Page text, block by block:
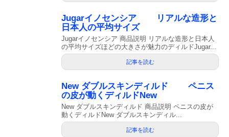
Jugarイノセンシア リアルな造形と
日本人の平均サイズ
Jugarイノセンシア 商品説明 リアルな造形と日本人
の平均サイズほどの大きさが魅力のディルドJugar...
記事を読む
New ダブルスキンディルド ペニス
の皮が動くディルドNew
New ダブルスキンディルド 商品説明 ペニスの皮が
動くディルドNew ダブルスキンディル...
記事を読む